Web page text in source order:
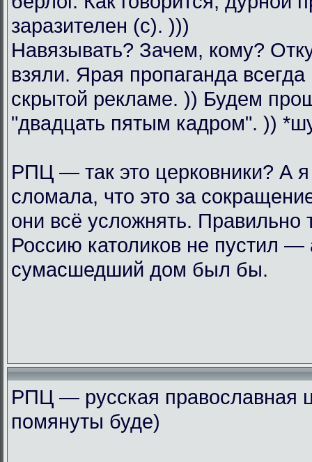
заразителен (с). )))
Навязывать? Зачем, кому?
взяли. Ярая пропаганда
скрытой рекламе. )) Будем
"двадцать пятым кадром". ))
РПЦ — так это церковники? А я
сломала, что это за
они всё усложнять. Правильно
Россию католиков не пустил
сумасшедший дом был бы.
РПЦ — русская православная
помянуты буде)